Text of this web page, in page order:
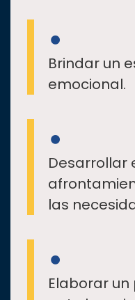
Brindar un
emocional.
Desarrollar
las
Elaborar